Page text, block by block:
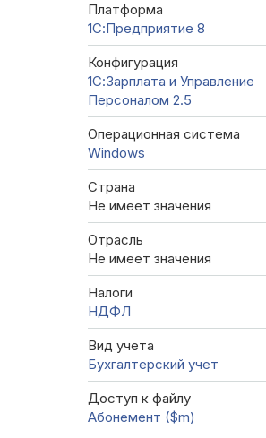
Платформа
1С:Предприятие 8
Конфигурация
1С:Зарплата и Управление
Персоналом 2.5
Операционная система
Windows
Страна
Не имеет значения
Отрасль
Не имеет значения
Налоги
НДФЛ
Вид учета
Бухгалтерский учет
Доступ к файлу
Абонемент ($m)